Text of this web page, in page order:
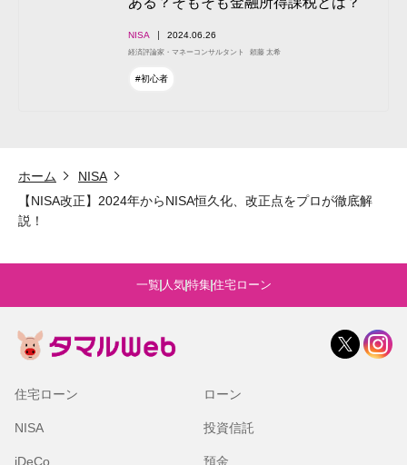
一覧 人気特集住宅ローン
NISA 2024.06.26
経済評論家・マネーコンサルタント 頼藤 太希
#初心者
ホーム
NISA
【NISA改正】2024年からNISA恒久化、改正点をプロが徹底解
説！
住宅ローン ローン
NISA 投資信託
iDeCo 預金